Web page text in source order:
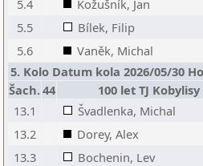
5.4 Kožušník, Jan
5.5
Bílek, Filip
5.6
Vaněk, Michal
5. Kolo Datum kola 2026/05/30
Šach.44 100 let TJ Kobylisy
13.1
Švadlenka, Michal
13.2
Dorey, Alex
13.3
Bochenin, Lev